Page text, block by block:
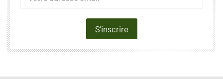
S'inscrire